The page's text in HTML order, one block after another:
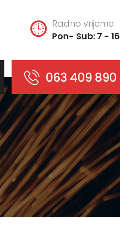
Radno vrijeme
Pon- Sub: 7 - 16
063 409 890